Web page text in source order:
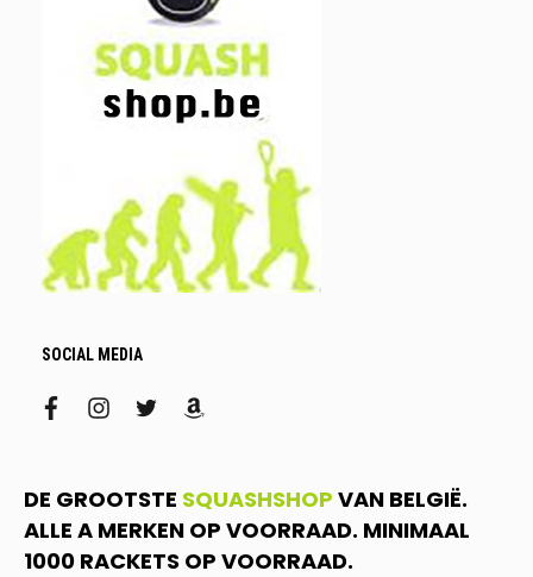
SOCIAL MEDIA
facebookinstagram
twitteramazon
DE GROOTSTE SQUASHSHOP VAN BELGIË.
ALLE A MERKEN OP VOORRAAD. MINIMAAL
1000 RACKETS OP VOORRAAD.